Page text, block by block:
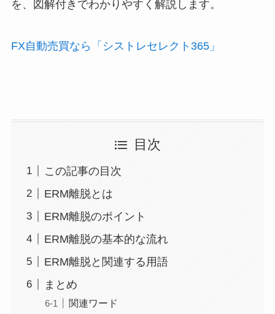
を、図解付きでわかりやすく解説します。
FX自動売買なら「シストレセレクト365」
目次
この記事の目次
ERM離脱とは
ERM離脱のポイント
ERM離脱の基本的な流れ
ERM離脱と関連する用語
まとめ
関連ワード